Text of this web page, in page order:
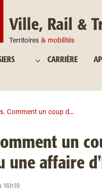
Ville, Rail &
Territoires & mobilités
CARRIÈRE
Comment un coup d...
un
une affaire